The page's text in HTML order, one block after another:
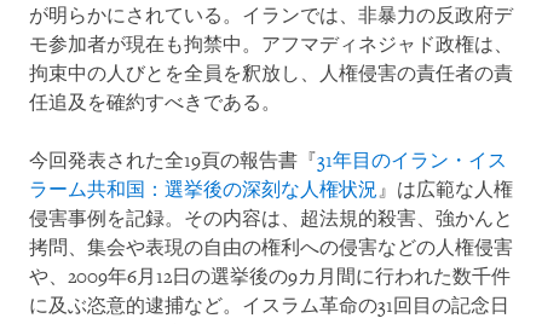
が明らかにされている。イランでは、非暴力の反政府デ
モ参加者が現在も拘禁中。アフマディネジャド政権は、
拘束中の人びとを全員を釈放し、人権侵害の責任者の責
任追及を確約すべきである。
今回発表された全19頁の報告書『31年目のイラン・イス
ラーム共和国：選挙後の深刻な人権状況』は広範な人権
侵害事例を記録。その内容は、超法規的殺害、強かんと
拷問、集会や表現の自由の権利への侵害などの人権侵害
や、2009年6月12日の選挙後の9カ月間に行われた数千件
に及ぶ恣意的逮捕など。イスラム革命の31回目の記念日